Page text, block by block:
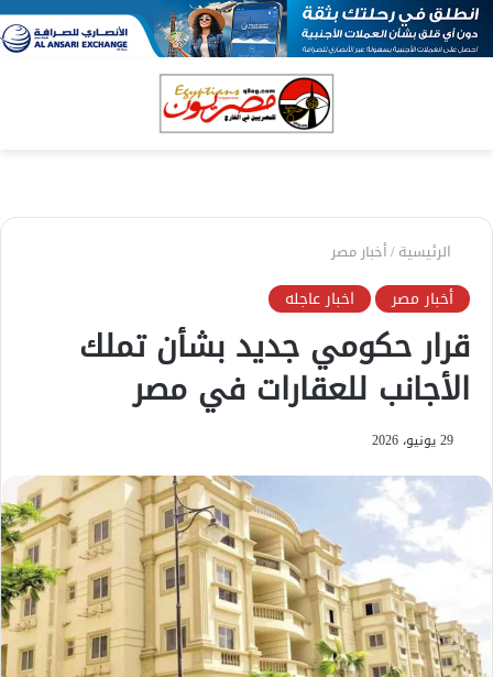
الرئيسية/أخبار مصر
أخبار مصر اخبار عاجله
قرار حكومي جديد بشأن تملك
الأجانب للعقارات في مصر
29 يونيو، 2026